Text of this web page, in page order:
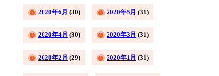
2020年6月 (30) 2020年5月 (31)
2020年4月 (30) 2020年3月 (31)
2020年2月 (29) 2020年1月 (31)